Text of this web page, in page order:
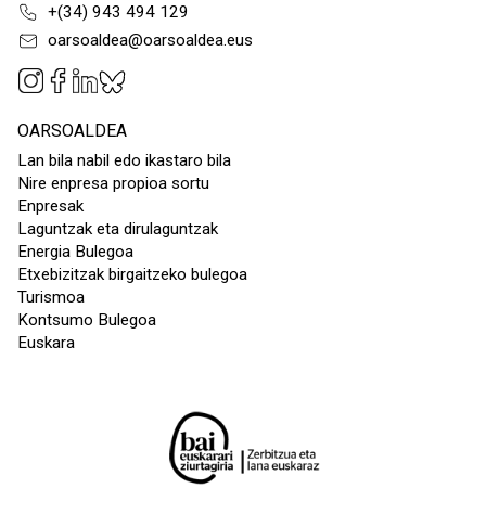
+(34) 943 494 129
oarsoaldea@oarsoaldea.eus
OARSOALDEA
Lan bila nabil edo ikastaro bila
Nire enpresa propioa sortu
Enpresak
Laguntzak eta dirulaguntzak
Energia Bulegoa
Etxebizitzak birgaitzeko bulegoa
Turismoa
Kontsumo Bulegoa
Euskara